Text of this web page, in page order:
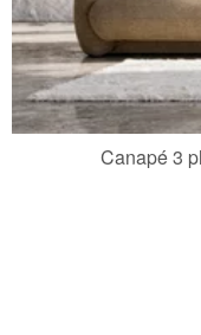
Canapé 3